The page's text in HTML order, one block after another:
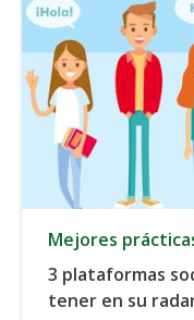
Mejores
3 plataformas
tener en su